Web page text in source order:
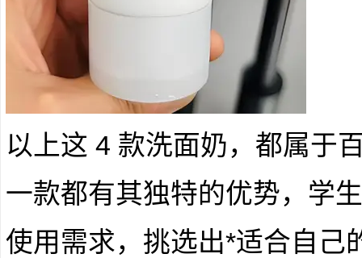
以上这 4 款洗面奶，都属于
一款都有其独特的优势，学
使用需求，挑选出*适合自己